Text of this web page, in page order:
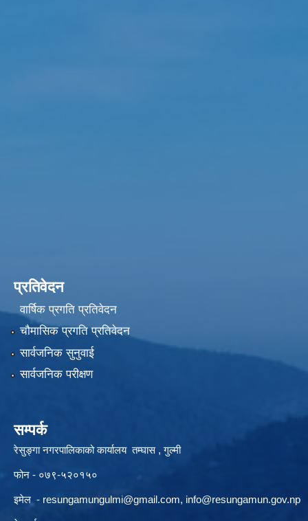
प्रतिवेदन
वार्षिक प्रगति प्रतिवेदन
चौमासिक प्रगति प्रतिवेदन
सार्वजनिक सुनुवाई
सार्वजनिक परीक्षण
सम्पर्क
रेसुङ्गा नगरपालिकाको कार्यालय तम्घास , गुल्मी
फोन - ०७९-५२०१५०
इमेल - resungamungulmi@gmail.com, info@resungamun.gov.np